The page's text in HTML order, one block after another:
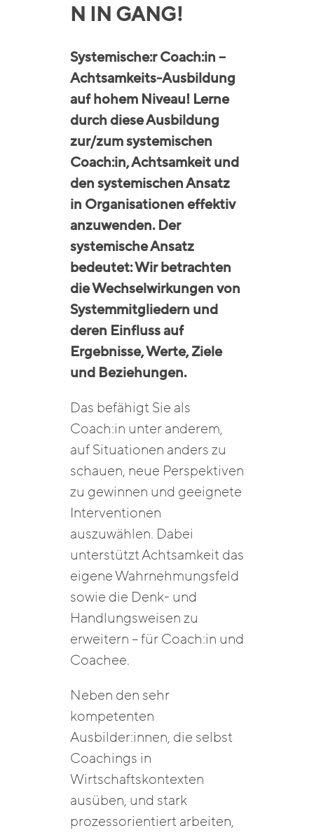
N IN GANG!
Systemische:r Coach:in –
Achtsamkeits-Ausbildung
auf hohem Niveau! Lerne
durch diese Ausbildung
zur/zum systemischen
Coach:in, Achtsamkeit und
den systemischen Ansatz
in Organisationen effektiv
anzuwenden. Der
systemische Ansatz
bedeutet: Wir betrachten
die Wechselwirkungen von
Systemmitgliedern und
deren Einfluss auf
Ergebnisse, Werte, Ziele
und Beziehungen.
Das befähigt Sie als
Coach:in unter anderem,
auf Situationen anders zu
schauen, neue Perspektiven
zu gewinnen und geeignete
Interventionen
auszuwählen. Dabei
unterstützt Achtsamkeit das
eigene Wahrnehmungsfeld
sowie die Denk- und
Handlungsweisen zu
erweitern – für Coach:in und
Coachee.
Neben den sehr
kompetenten
Ausbilder:innen, die selbst
Coachings in
Wirtschaftskontexten
ausüben, und stark
prozessorientiert arbeiten,